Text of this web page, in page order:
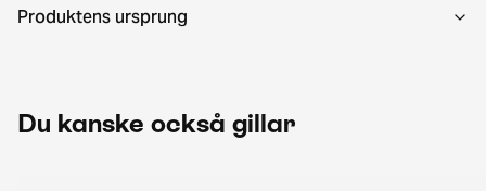
Produktens ursprung
Du kanske också gillar